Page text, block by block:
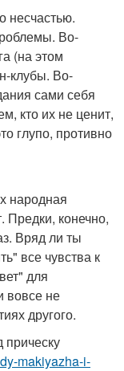
несчастью.
Во-
(на этом
клубы. Во-
сами себя
кто их не ценит,
глупо, противно
народная
конечно,
Вряд ли ты
все чувства к
для
вовсе не
другого.
прическу
makiyazha-i-